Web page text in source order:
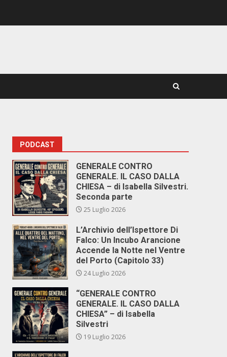
PODCAST
GENERALE CONTRO
GENERALE. IL CASO DALLA
CHIESA – di Isabella Silvestri.
Seconda parte
25 Luglio 2026
L’Archivio dell’Ispettore Di
Falco: Un Incubo Arancione
Accende la Notte nel Ventre
del Porto (Capitolo 33)
24 Luglio 2026
“GENERALE CONTRO
GENERALE. IL CASO DALLA
CHIESA” – di Isabella
Silvestri
19 Luglio 2026